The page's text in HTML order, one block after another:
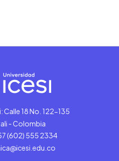
Calle 18 No. 122-135
- Colombia
(602) 555 2334